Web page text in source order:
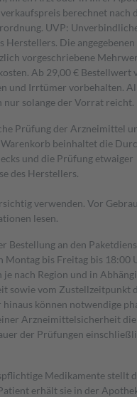
berechnet nach
UVP:
Herstellers. Die angegebenen
vorgeschriebene
Ab 29,00 €
und Irrtümer vorbehalten.
nur solange der Vorrat reicht.
Prüfung der Arzneimittel
beinhaltet die
und die Prüfung etwaiger
des Herstellers.
verwenden. Vor
lesen.
Bestellung an den
Montag bis Freitag bis 18:00
nach Region und in
sowie vom Zustellzeitpunkt
können notwendige
Arzneimittelsicherheit
der Prüfungen
Medikamente stellt
erhält sie in der